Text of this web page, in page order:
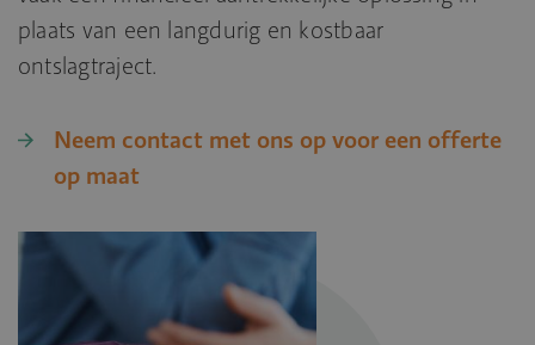
plaats van een langdurig en kostbaar
ontslagtraject.
Neem contact met ons op voor een offerte
op maat